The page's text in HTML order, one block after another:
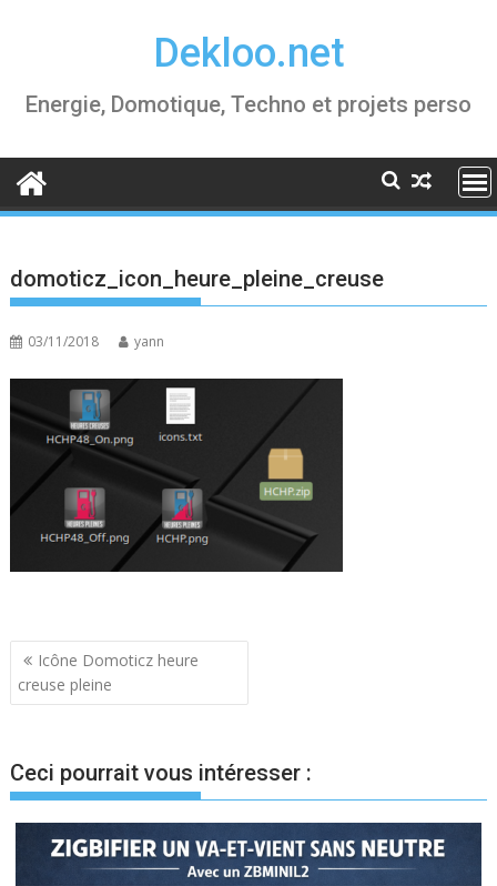
Dekloo.net
Energie, Domotique, Techno et projets perso
domoticz_icon_heure_pleine_creuse
03/11/2018 yann
Navigation
de
Icône Domoticz heure
creuse pleine
Ceci pourrait vous intéresser :